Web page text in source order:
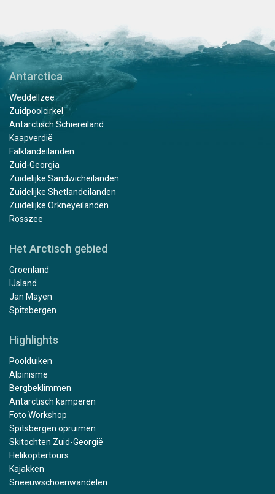
Antarctica
Weddellzee
Zuidpoolcirkel
Antarctisch Schiereiland
Kaapverdië
Falklandeilanden
Zuid-Georgia
Zuidelijke Sandwicheilanden
Zuidelijke Shetlandeilanden
Zuidelijke Orkneyeilanden
Rosszee
Het Arctisch gebied
Groenland
IJsland
Jan Mayen
Spitsbergen
Highlights
Poolduiken
Alpinisme
Bergbeklimmen
Antarctisch kamperen
Foto Workshop
Spitsbergen opruimen
Skitochten Zuid-Georgië
Helikoptertours
Kajakken
Sneeuwschoenwandelen